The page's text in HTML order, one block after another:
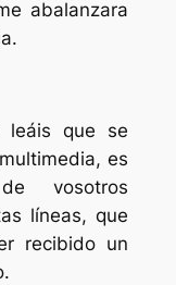
abalanzara
leáis que se
es
vosotros
líneas, que
recibido un